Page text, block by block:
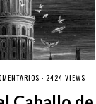
· 2424 VIEWS